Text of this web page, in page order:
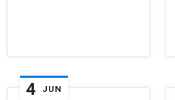
4 JUN